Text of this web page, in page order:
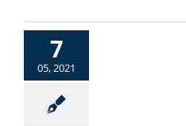
7
05, 2021